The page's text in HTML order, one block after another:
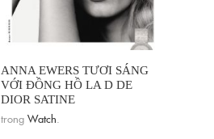
ANNA EWERS TƯƠI SÁNG
VỚI ĐỒNG HỒ LA D DE
DIOR SATINE
trong Watch